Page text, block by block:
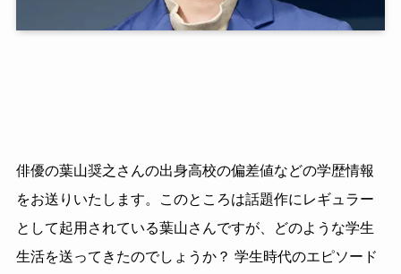
俳優の葉山奨之さんの出身高校の偏差値などの学歴情報
をお送りいたします。このところは話題作にレギュラー
として起用されている葉山さんですが、どのような学生
生活を送ってきたのでしょうか？ 学生時代のエピソード